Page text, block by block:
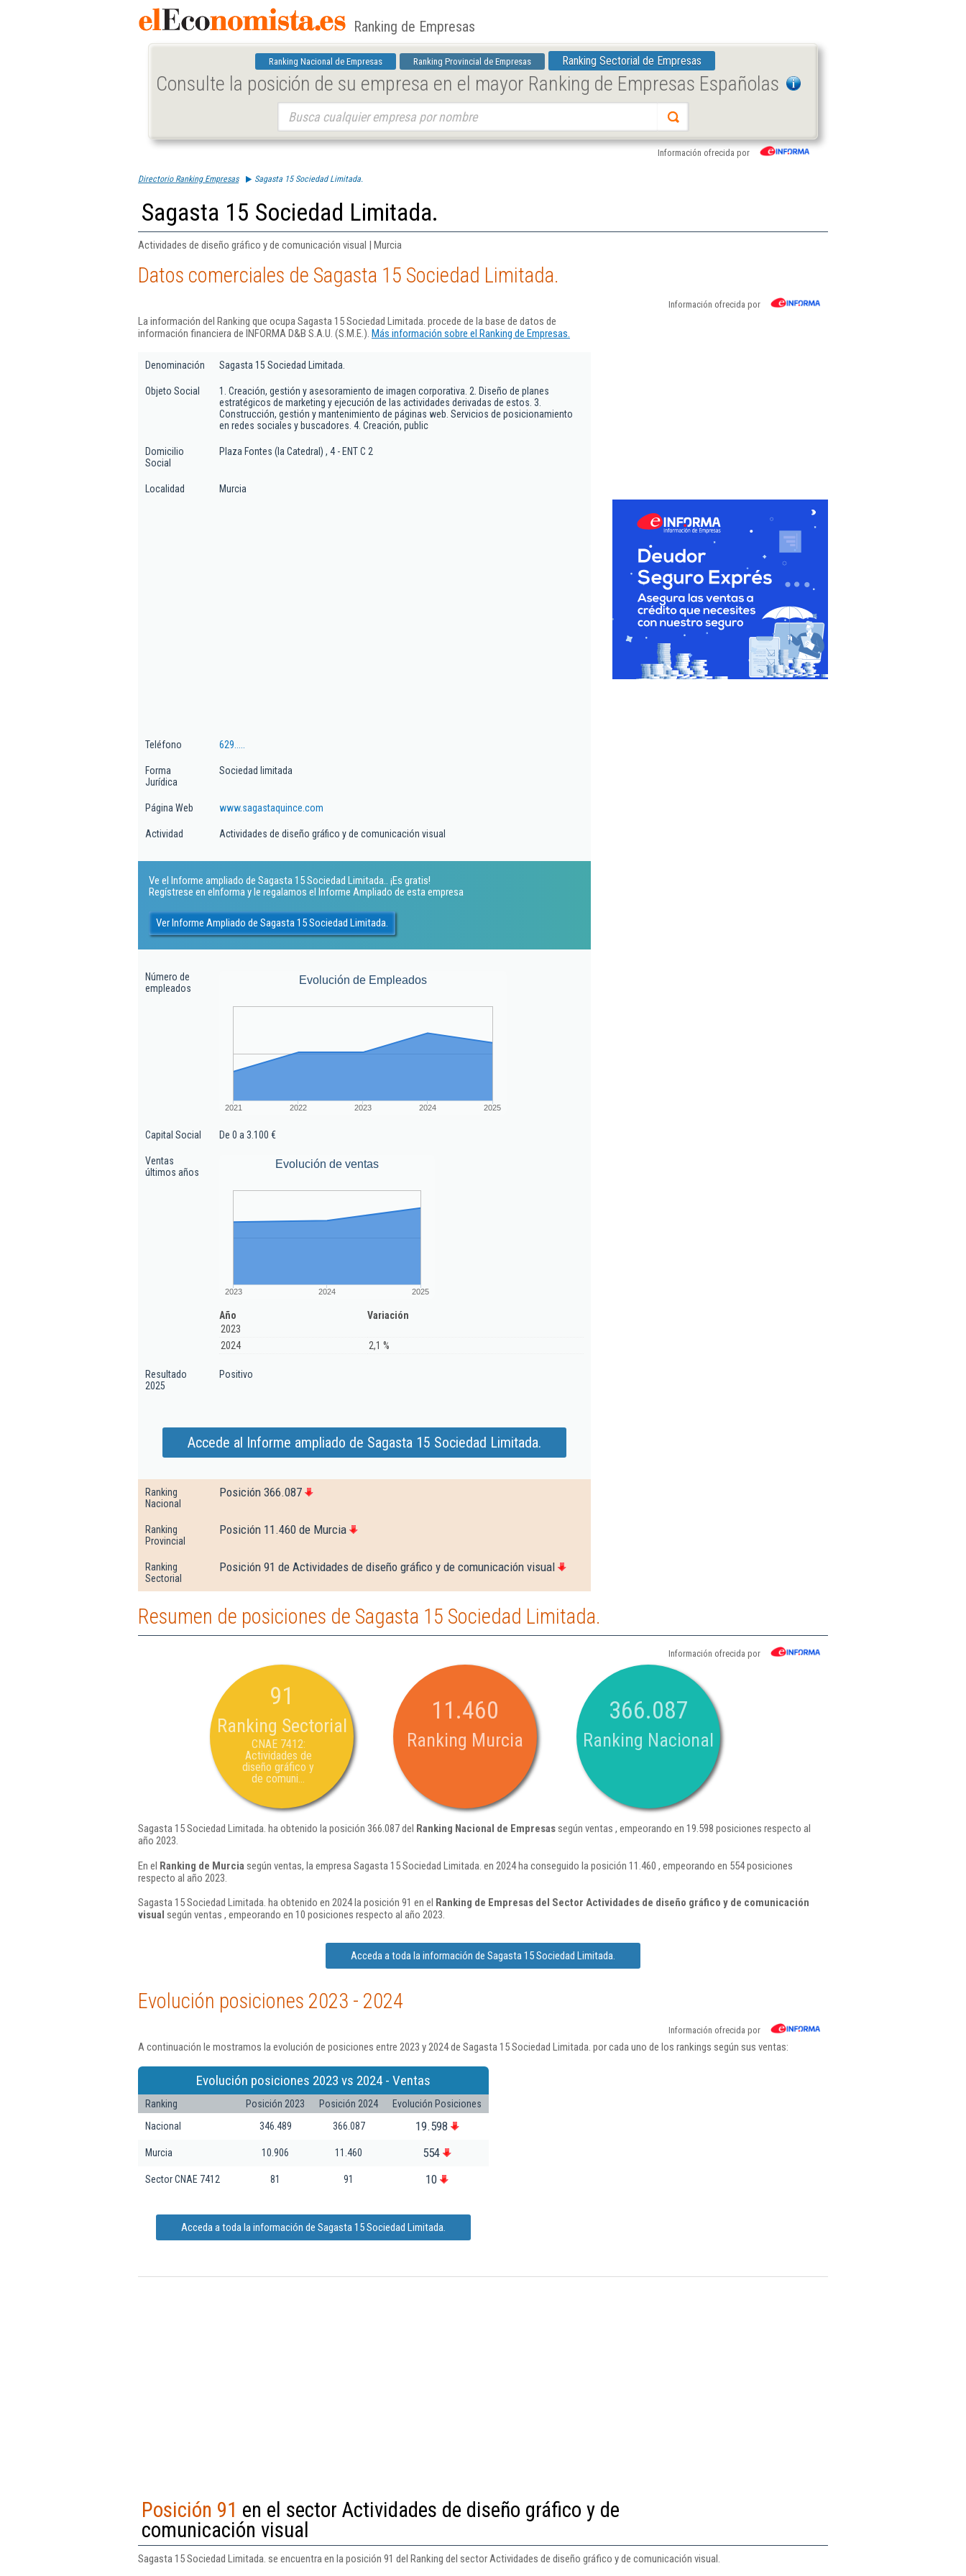
Ranking de Empresas
Ranking Nacional de Empresas Ranking Provincial de Empresas Ranking Sectorial de Empresas
Consulte la posición de su empresa en el mayor Ranking de Empresas Españolas
Información ofrecida por
Directorio Ranking Empresas Sagasta 15 Sociedad Limitada.
Sagasta 15 Sociedad Limitada.
Actividades de diseño gráfico y de comunicación visual | Murcia
Datos comerciales de Sagasta 15 Sociedad Limitada.
Información ofrecida por
La información del Ranking que ocupa Sagasta 15 Sociedad Limitada. procede de la base de datos de
información financiera de INFORMA D&B S.A.U. (S.M.E.). Más información sobre el Ranking de Empresas.
Denominación Sagasta 15 Sociedad Limitada.
Objeto Social
1. Creación, gestión y asesoramiento de imagen corporativa. 2. Diseño de planes
estratégicos de marketing y ejecución de las actividades derivadas de estos. 3.
Construcción, gestión y mantenimiento de páginas web. Servicios de posicionamiento
en redes sociales y buscadores. 4. Creación, public
Domicilio
Social
Plaza Fontes (la Catedral) , 4 - ENT C 2
Localidad Murcia
Teléfono 629.....
Forma
Jurídica
Sociedad limitada
Página Web www.sagastaquince.com
Actividad Actividades de diseño gráfico y de comunicación visual
Ve el Informe ampliado de Sagasta 15 Sociedad Limitada.. ¡Es gratis!
Regístrese en eInforma y le regalamos el Informe Ampliado de esta empresa
Ver Informe Ampliado de Sagasta 15 Sociedad Limitada.
Número de
empleados
Evolución de Empleados
2021 2022 2023 2024 2025
Capital Social De 0 a 3.100 €
Ventas
últimos años
Evolución de ventas
2023 2024 2025
Año
Variación
2023
2024
2,1 %
Resultado
2025
Positivo
Accede al Informe ampliado de Sagasta 15 Sociedad Limitada.
Ranking
Nacional
Posición 366.087
Ranking
Provincial
Posición 11.460 de Murcia
Ranking
Sectorial
Posición 91 de Actividades de diseño gráfico y de comunicación visual
Resumen de posiciones de Sagasta 15 Sociedad Limitada.
Información ofrecida por
91
Ranking Sectorial
CNAE 7412:
Actividades de
diseño gráfico y
de comuni...
11.460
Ranking Murcia
366.087
Ranking Nacional
Sagasta 15 Sociedad Limitada. ha obtenido la posición 366.087 del Ranking Nacional de Empresassegún ventas , empeorando en 19.598 posiciones respecto al
año 2023.
En el Ranking de Murcia según ventas, la empresa Sagasta 15 Sociedad Limitada. en 2024 ha conseguido la posición 11.460 , empeorando en 554 posiciones
respecto al año 2023.
Sagasta 15 Sociedad Limitada. ha obtenido en 2024 la posición 91 en el Ranking de Empresas del Sector Actividades de diseño gráfico y de comunicación
visual según ventas , empeorando en 10 posiciones respecto al año 2023.
Acceda a toda la información de Sagasta 15 Sociedad Limitada.
Evolución posiciones 2023 - 2024
Información ofrecida por
A continuación le mostramos la evolución de posiciones entre 2023 y 2024 de Sagasta 15 Sociedad Limitada. por cada uno de los rankings según sus ventas:
Evolución posiciones 2023 vs 2024 - Ventas
Ranking Posición 2023 Posición 2024
Evolución Posiciones
Nacional
346.489 366.087 19.598
Murcia 10.906 11.460 554
Sector CNAE 7412 81 91 10
Acceda a toda la información de Sagasta 15 Sociedad Limitada.
Posición 91 en el sector Actividades de diseño gráfico y de
comunicación visual
Sagasta 15 Sociedad Limitada. se encuentra en la posición 91 del Ranking del sector Actividades de diseño gráfico y de comunicación visual.